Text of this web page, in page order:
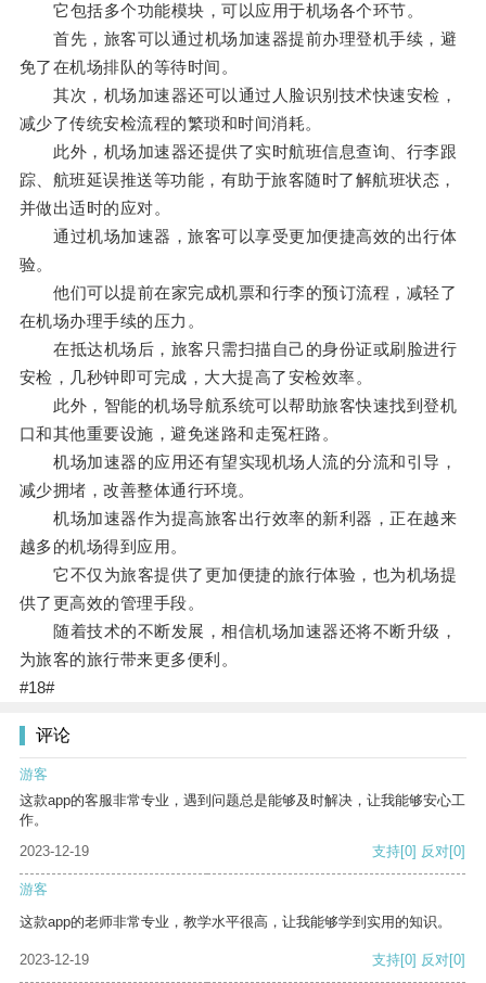
它包括多个功能模块，可以应用于机场各个环节。
首先，旅客可以通过机场加速器提前办理登机手续，避
免了在机场排队的等待时间。
其次，机场加速器还可以通过人脸识别技术快速安检，
减少了传统安检流程的繁琐和时间消耗。
此外，机场加速器还提供了实时航班信息查询、行李跟
踪、航班延误推送等功能，有助于旅客随时了解航班状态，
并做出适时的应对。
通过机场加速器，旅客可以享受更加便捷高效的出行体
验。
他们可以提前在家完成机票和行李的预订流程，减轻了
在机场办理手续的压力。
在抵达机场后，旅客只需扫描自己的身份证或刷脸进行
安检，几秒钟即可完成，大大提高了安检效率。
此外，智能的机场导航系统可以帮助旅客快速找到登机
口和其他重要设施，避免迷路和走冤枉路。
机场加速器的应用还有望实现机场人流的分流和引导，
减少拥堵，改善整体通行环境。
机场加速器作为提高旅客出行效率的新利器，正在越来
越多的机场得到应用。
它不仅为旅客提供了更加便捷的旅行体验，也为机场提
供了更高效的管理手段。
随着技术的不断发展，相信机场加速器还将不断升级，
为旅客的旅行带来更多便利。
#18#
评论
游客
这款app的客服非常专业，遇到问题总是能够及时解决，让我能够安心工
作。
2023-12-19
支持[0] 反对[0]
游客
这款app的老师非常专业，教学水平很高，让我能够学到实用的知识。
2023-12-19 支持[0] 反对[0]